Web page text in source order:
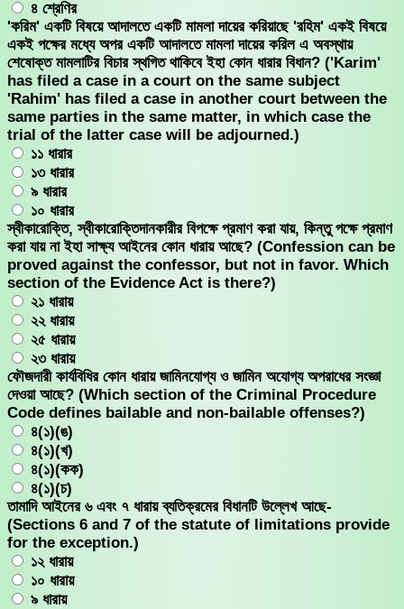
৪ শ্রেণির
'করিম' একটি বিষয়ে আদালতে একটি মামলা দায়ের করিয়াছে 'রহিম' একই বিষয়ে
একই পক্ষের মধ্যে অপর একটি আদালতে মামলা দায়ের করিল এ অবস্থায়
শেষোক্ত মামলাটির বিচার স্থগিত থাকিবে ইহা কোন ধারার বিধান? ('Karim'
has filed a case in a court on the same subject
'Rahim' has filed a case in another court between the
same parties in the same matter, in which case the
trial of the latter case will be adjourned.)
১১ ধারার
১৩ ধারার
৯ ধারার
১০ ধারার
স্বীকারোক্তি, স্বীকারোক্তিদানকারীর বিপক্ষে প্রমাণ করা যায়, কিন্তু পক্ষে প্রমাণ
করা যায় না ইহা সাক্ষ্য আইনের কোন ধারায় আছে? (Confession can be
proved against the confessor, but not in favor. Which
section of the Evidence Act is there?)
২১ ধারায়
২২ ধারায়
২৫ ধারায়
২৩ ধারায়
ফৌজদারী কার্যবিধির কোন ধারায় জামিনযোগ্য ও জামিন অযোগ্য অপরাধের সংজ্ঞা
দেওয়া আছে? (Which section of the Criminal Procedure
Code defines bailable and non-bailable offenses?)
৪(১)(ঙ)
৪(১)(খ)
৪(১)(কক)
৪(১)(চ)
তামাদি আইনের ৬ এবং ৭ ধারায় ব্যতিক্রমের বিধানটি উল্লেখ আছে-
(Sections 6 and 7 of the statute of limitations provide
for the exception.)
১২ ধারায়
১০ ধারায়
৯ ধারায়